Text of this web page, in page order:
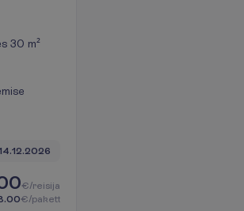
30 m²
€/reisija
€/pakett